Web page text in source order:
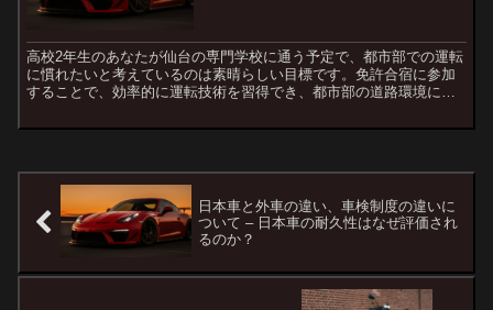
高校2年生のあなたが仙台の専門学校に通う予定で、都市部での運転
に慣れたいと考えているのは素晴らしい目標です。免許合宿に参加
することで、効率的に運転技術を習得でき、都市部の道路環境にも
日本車と外車の違い、車検制度の違いに
ついて – 日本車の耐久性はなぜ評価され
るのか？